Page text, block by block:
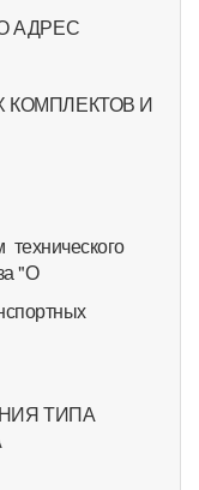
АДРЕС
И
технического
"О
ТИПА